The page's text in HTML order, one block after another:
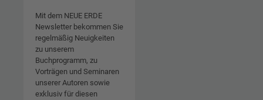
Mit dem NEUE ERDE
Newsletter bekommen Sie
regelmäßig Neuigkeiten
zu unserem
Buchprogramm, zu
Vorträgen und Seminaren
unserer Autoren sowie
exklusiv für diesen